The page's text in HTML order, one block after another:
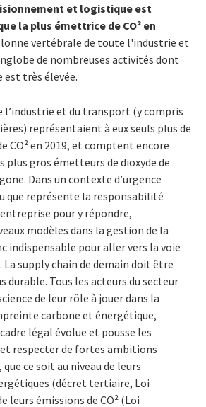
et logistique est
la plus émettrice de CO² en
vertébrale de toute l'industrie et
de nombreuses activités dont
est très élevée.
l’industrie et du transport (y compris
représentaient à eux seuls plus de
CO² en 2019, et comptent encore
plus gros émetteurs de dioxyde de
Dans un contexte d’urgence
que représente la responsabilité
pour y répondre,
modèles dans la gestion de la
indispensable pour aller vers la voie
supply chain de demain doit être
durable. Tous les acteurs du secteur
de leur rôle à jouer dans la
carbone et énergétique,
légal évolue et pousse les
respecter de fortes ambitions
ce soit au niveau de leurs
(décret tertiaire, Loi
leurs émissions de CO² (Loi